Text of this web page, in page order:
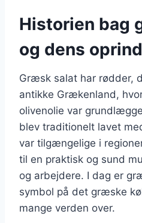
Historien bag
og dens
Græsk salat har rødder,
antikke Grækenland,
olivenolie var
blev traditionelt lavet
var tilgængelige i
til en praktisk og sund
og arbejdere. I dag er
symbol på det græske
mange verden over.